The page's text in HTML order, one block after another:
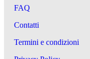
FAQ
Contatti
Termini e condizioni